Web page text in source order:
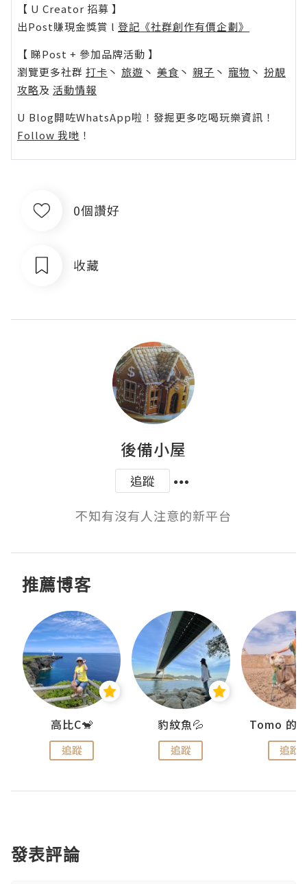
【 U Creator 招募 】
出Post賺現金獎賞 l 登記《社群創作有價企劃》
【 睇Post + 參加品牌活動 】
瀏覽更多社群 打卡 丶 旅遊 丶 美食 丶 親子 丶 寵物 丶 扮靚
攻略及 活動情報
U Blog開咗WhatsApp啦！發掘更多吃喝玩樂資訊！
Follow 我哋 ！
0個讚好
收藏
後備小屋
追蹤
不知有沒有人注意的新平台
推薦博客
高比C🐒
追蹤
豹紋魚💦
追蹤 追蹤
發表評論